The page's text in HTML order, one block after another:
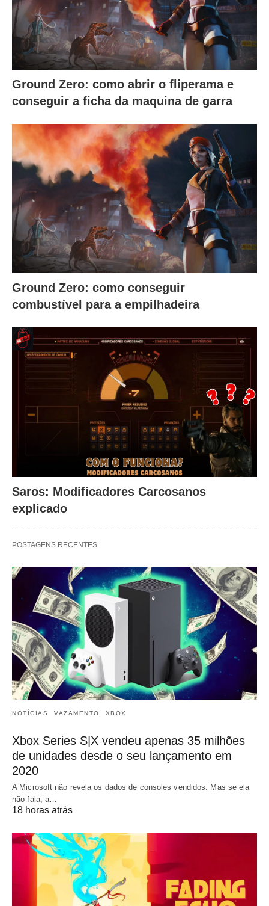
Ground Zero: como abrir o fliperama e
conseguir a ficha da maquina de garra
Ground Zero: como conseguir
combustível para a empilhadeira
Saros: Modificadores Carcosanos
explicado
POSTAGENS RECENTES
NOTÍCIAS VAZAMENTO XBOX
Xbox Series S|X vendeu apenas 35 milhões
de unidades desde o seu lançamento em
2020
A Microsoft não revela os dados de consoles vendidos. Mas se ela
não fala, a…
18 horas atrás